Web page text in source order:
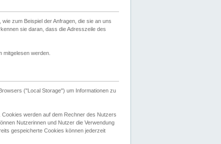
zum Beispiel der Anfragen, die sie an uns
sie daran, dass die Adresszeile des
mitgelesen werden.
("Local Storage") um Informationen zu
werden auf dem Rechner des Nutzers
Nutzerinnen und Nutzer die Verwendung
gespeicherte Cookies können jederzeit